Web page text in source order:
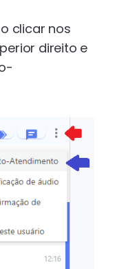
clicar nos
direito e